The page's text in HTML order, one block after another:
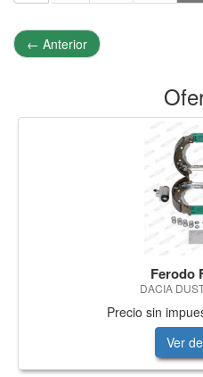
← Anterior
Ferodo
DACIA
Precio sin
Ver